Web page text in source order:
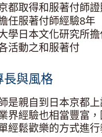
都取得和服著付師
任服著付師經驗8年
學日本文化研究所
活動之和服著付
長與風格
是親自到日本京都
界經驗也相當豐富
經鬆歡樂的方式進行